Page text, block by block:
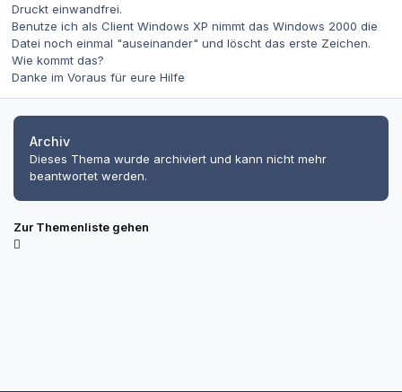
Druckt einwandfrei.
Benutze ich als Client Windows XP nimmt das Windows 2000 die
Datei noch einmal "auseinander" und löscht das erste Zeichen.
Wie kommt das?
Danke im Voraus für eure Hilfe
Archiv
Dieses Thema wurde archiviert und kann nicht mehr
beantwortet werden.
Zur Themenliste gehen